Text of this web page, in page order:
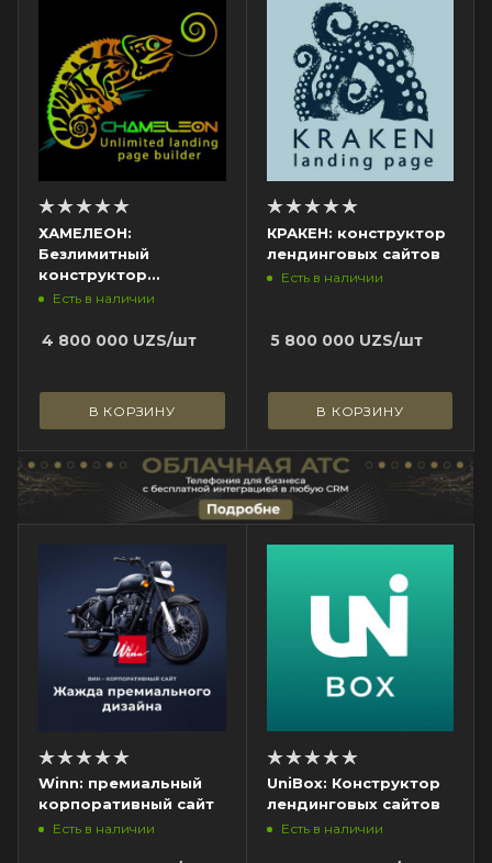
ХАМЕЛЕОН:
Безлимитный
конструктор
лендингов
Есть в наличии
4 800 000 UZS/шт
В КОРЗИНУ
КРАКЕН: конструктор
лендинговых сайтов
Есть в наличии
5 800 000UZS/шт
В КОРЗИНУ
Winn: премиальный
корпоративный сайт
Есть в наличии
UniBox: Конструктор
лендинговых сайтов
Есть в наличии